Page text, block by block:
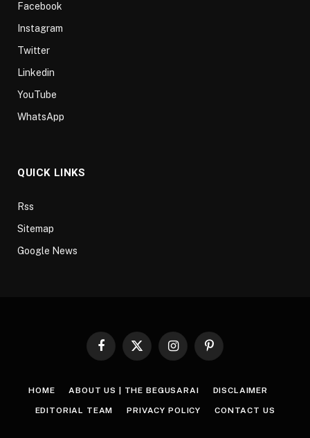
Facebook
Instagram
Twitter
Linkedin
YouTube
WhatsApp
QUICK LINKS
Rss
Sitemap
Google News
Facebook
X
InstagramPinterest
HOME ABOUT US | THE BEGUSARAI DISCLAIMER
EDITORIAL TEAM PRIVACY POLICY CONTACT US